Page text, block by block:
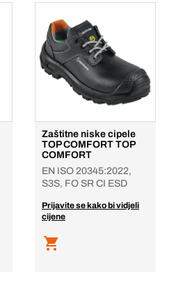
Zaštitne niske cipele
TOP COMFORT TOP
COMFORT
EN ISO 20345:2022,
S3S, FO SR CI ESD
Prijavite se kako bi vidjeli
cijene